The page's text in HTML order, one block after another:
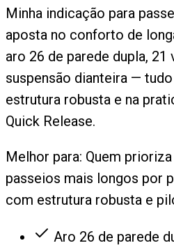
Minha indicação para
aposta no conforto de
aro 26 de parede dupla, 21
suspensão dianteira —
estrutura robusta e na
Quick Release.
Melhor para: Quem
passeios mais longos por
com estrutura robusta e
Aro 26 de parede